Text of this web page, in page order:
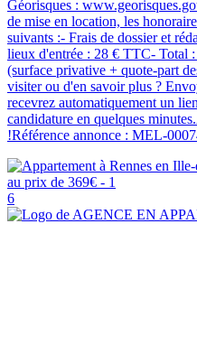
Géorisques :
de mise en location, les
suivants :- Frais de dossier et
lieux d'entrée : 28 € TTC- Total
(surface privative + quote-part
visiter ou d'en savoir plus ?
recevrez automatiquement un
candidature en quelques
!Référence annonce : MEL-
6